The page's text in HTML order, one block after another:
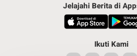
Jelajahi Berita di
Ikuti Kami